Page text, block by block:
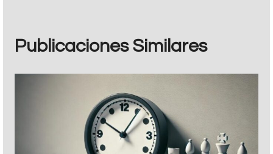
Publicaciones Similares